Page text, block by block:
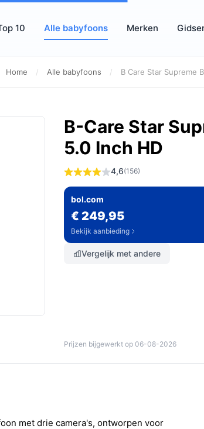
10 Alle babyfoons Merken
Home / Alle babyfoons / B Care Star Supreme
B-Care Star
5.0 Inch HD
4,6(156)
bol.com
€ 249,95
Bekijk aanbieding
Vergelijk met andere
Prijzen bijgewerkt op 06-08-2026
met drie camera's, ontworpen voor